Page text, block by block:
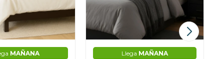
MAÑANA
Llega MAÑANA